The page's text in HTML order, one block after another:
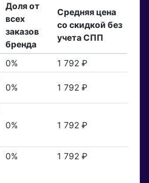
Доля от
всех
заказов
бренда
Средняя цена
со скидкой без
учета СПП
0%
1 792 ₽
0% 1 792 ₽
0% 1 792 ₽
0% 1 792 ₽